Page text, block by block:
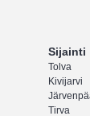
Sijainti
Tolva
Kivijarvi
Tirva